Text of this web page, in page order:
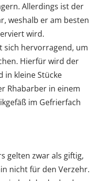
Allerdings ist der
weshalb er am besten
wird.
sich hervorragend, um
Hierfür wird der
in kleine Stücke
Rhabarber in einem
im Gefrierfach
gelten zwar als giftig,
nicht für den Verzehr.